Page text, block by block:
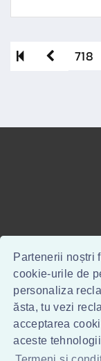
Partenerii noștri
cookie-urile de
personaliza
ăsta, tu vezi
acceptarea
aceste
718
CONTACT